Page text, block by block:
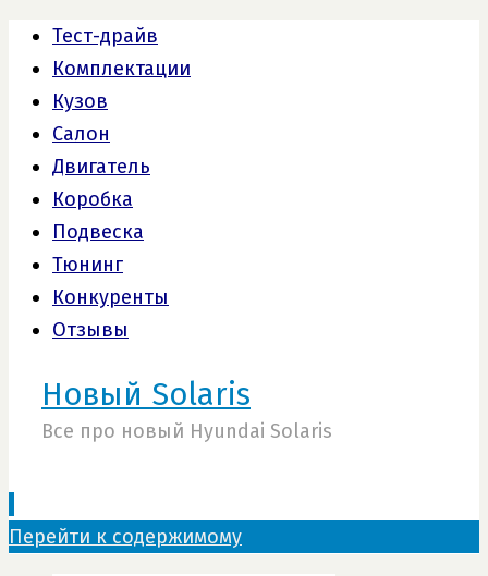
Тест-драйв
Комплектации
Кузов
Салон
Двигатель
Коробка
Подвеска
Тюнинг
Конкуренты
Отзывы
Новый Solaris
Все про новый Hyundai Solaris
Перейти к содержимому